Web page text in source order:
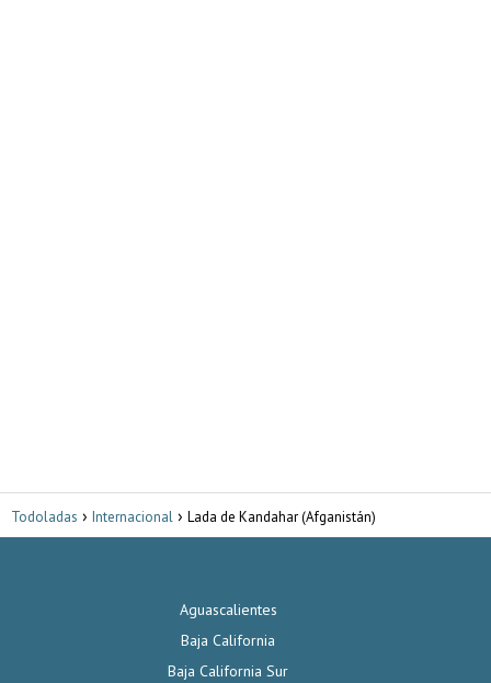
Todoladas Internacional Lada de Kandahar (Afganistán)
Aguascalientes
Baja California
Baja California Sur